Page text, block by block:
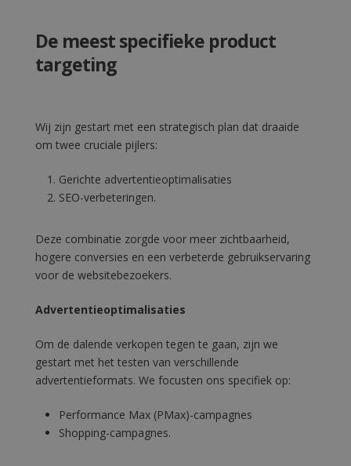
De meest specifieke product
targeting
Wij zijn gestart met een strategisch plan dat draaide
om twee cruciale pijlers:
Gerichte advertentieoptimalisaties
SEO-verbeteringen.
Deze combinatie zorgde voor meer zichtbaarheid,
hogere conversies en een verbeterde gebruikservaring
voor de websitebezoekers.
Advertentieoptimalisaties
Om de dalende verkopen tegen te gaan, zijn we
gestart met het testen van verschillende
advertentieformats. We focusten ons specifiek op:
Performance Max (PMax)-campagnes
Shopping-campagnes.